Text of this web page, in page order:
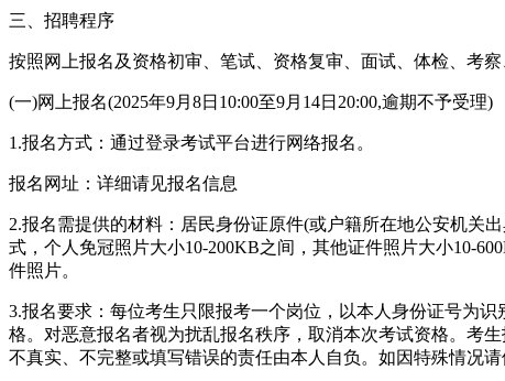
三、招聘程序
按照网上报名及资格初审、笔试、资格复审、面试、体检、考
(一)网上报名(2025年9月8日10:00至9月14日20:00,逾期不予受理)
1.报名方式：通过登录考试平台进行网络报名。
报名网址：详细请见报名信息
2.报名需提供的材料：居民身份证原件(或户籍所在地公安机关
式，个人免冠照片大小10-200KB之间，其他证件照片大小10-
件照片。
3.报名要求：每位考生只限报考一个岗位，以本人身份证号为
格。对恶意报名者视为扰乱报名秩序，取消本次考试资格。考
不真实、不完整或填写错误的责任由本人自负。如因特殊情况